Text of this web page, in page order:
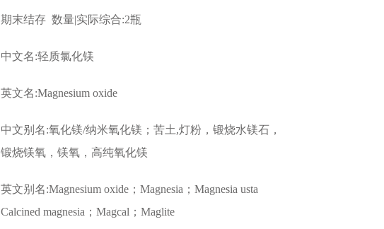
期末结存 数量|实际综合:2瓶
中文名:轻质氯化镁
英文名:Magnesium oxide
中文别名:氧化镁/纳米氧化镁；苦土,灯粉，锻烧水镁石，
锻烧镁氧，镁氧，高纯氧化镁
英文别名:Magnesium oxide；Magnesia；Magnesia usta
Calcined magnesia；Magcal；Maglite